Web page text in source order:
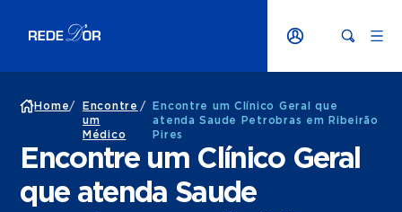
Home/
Encontre
um
Médico
/
Encontre um Clínico Geral que
atenda Saude Petrobras em Ribeirão
Pires
Encontre um Clínico Geral
que atenda Saude